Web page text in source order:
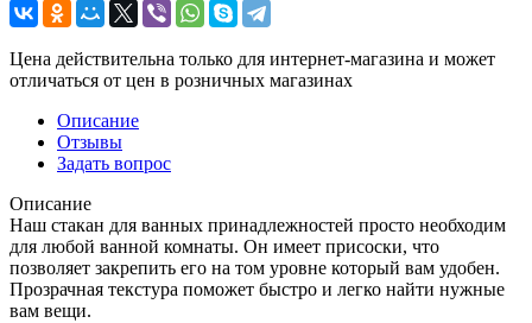
Цена действительна только для интернет-магазина и может
отличаться от цен в розничных магазинах
Описание
Отзывы
Задать вопрос
Описание
Наш стакан для ванных принадлежностей просто необходим
для любой ванной комнаты. Он имеет присоски, что
позволяет закрепить его на том уровне который вам удобен.
Прозрачная текстура поможет быстро и легко найти нужные
вам вещи.